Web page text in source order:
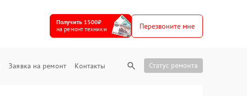
Получить 1500₽
на ремонт техники
Перезвоните мне
Заявка на ремонт Контакты Статус ремонта